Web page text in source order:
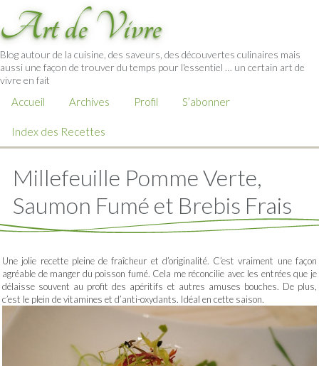
Art de Vivre
Blog autour de la cuisine, des saveurs, des découvertes culinaires mais
aussi une façon de trouver du temps pour l'essentiel … un certain art de
vivre en fait
Accueil Archives Profil S’abonner
Index des Recettes
Millefeuille Pomme Verte,
Saumon Fumé et Brebis Frais
Une jolie recette pleine de fraîcheur et d’originalité. C’est vraiment une façon
agréable de manger du poisson fumé. Cela me réconcilie avec les entrées que je
délaisse souvent au profit des apéritifs et autres amuses bouches. De plus,
c’est le plein de vitamines et d’anti-oxydants. Idéal en cette saison.